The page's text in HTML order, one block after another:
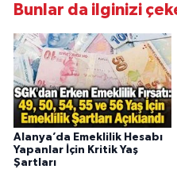
Bunlar da ilginizi
Alanya’da Emeklilik Hesabı
Yapanlar İçin Kritik Yaş
Şartları